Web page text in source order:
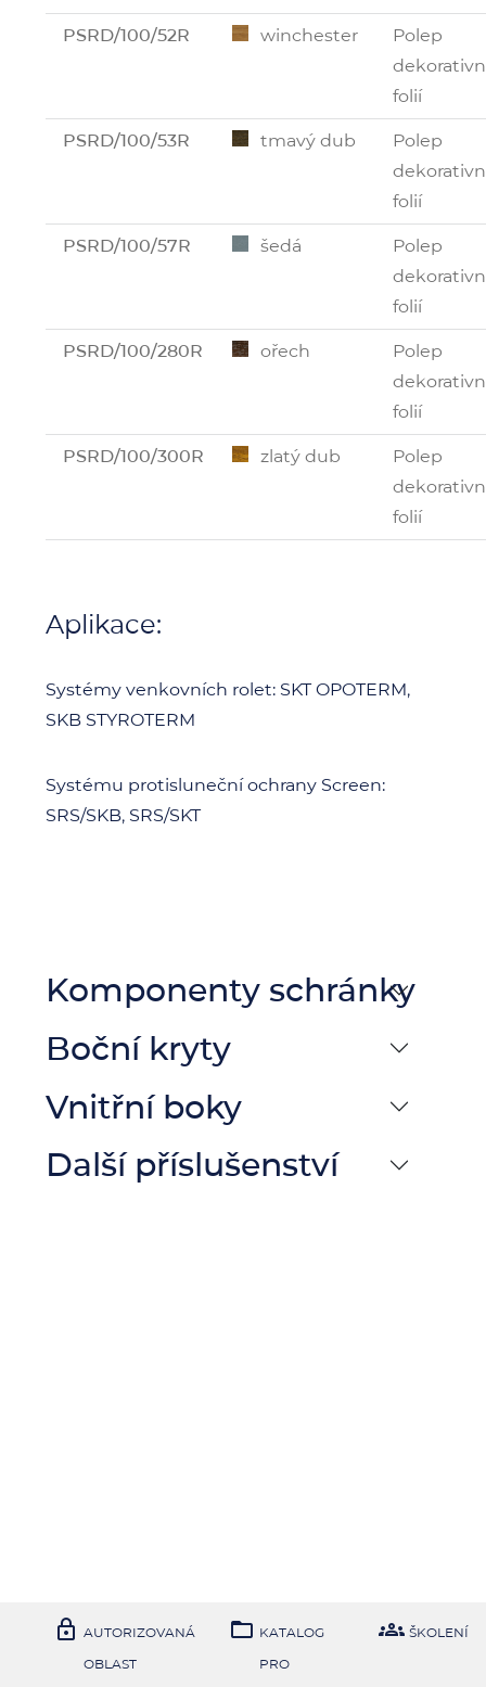
PSRD/100/52R winchester
Polep
folií
PSRD/100/53R tmavý dub
Polep
folií
PSRD/100/57R šedá
Polep
folií
PSRD/100/280R ořech
Polep
folií
PSRD/100/300R zlatý dub
Polep
folií
Aplikace:
Systémy venkovních rolet: SKT OPOTERM,
SKB STYROTERM
Systému protisluneční ochrany Screen:
SRS/SKB, SRS/SKT
Komponenty schránky
Boční kryty
Vnitřní boky
Další příslušenství
 AUTORIZOVANÁ
OBLAST
 KATALOG
PRO
 ŠKOLENÍ